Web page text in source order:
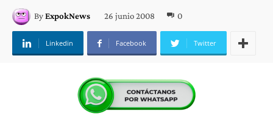
ByExpokNews 26 junio 2008 0
Linkedin Facebook Twitter